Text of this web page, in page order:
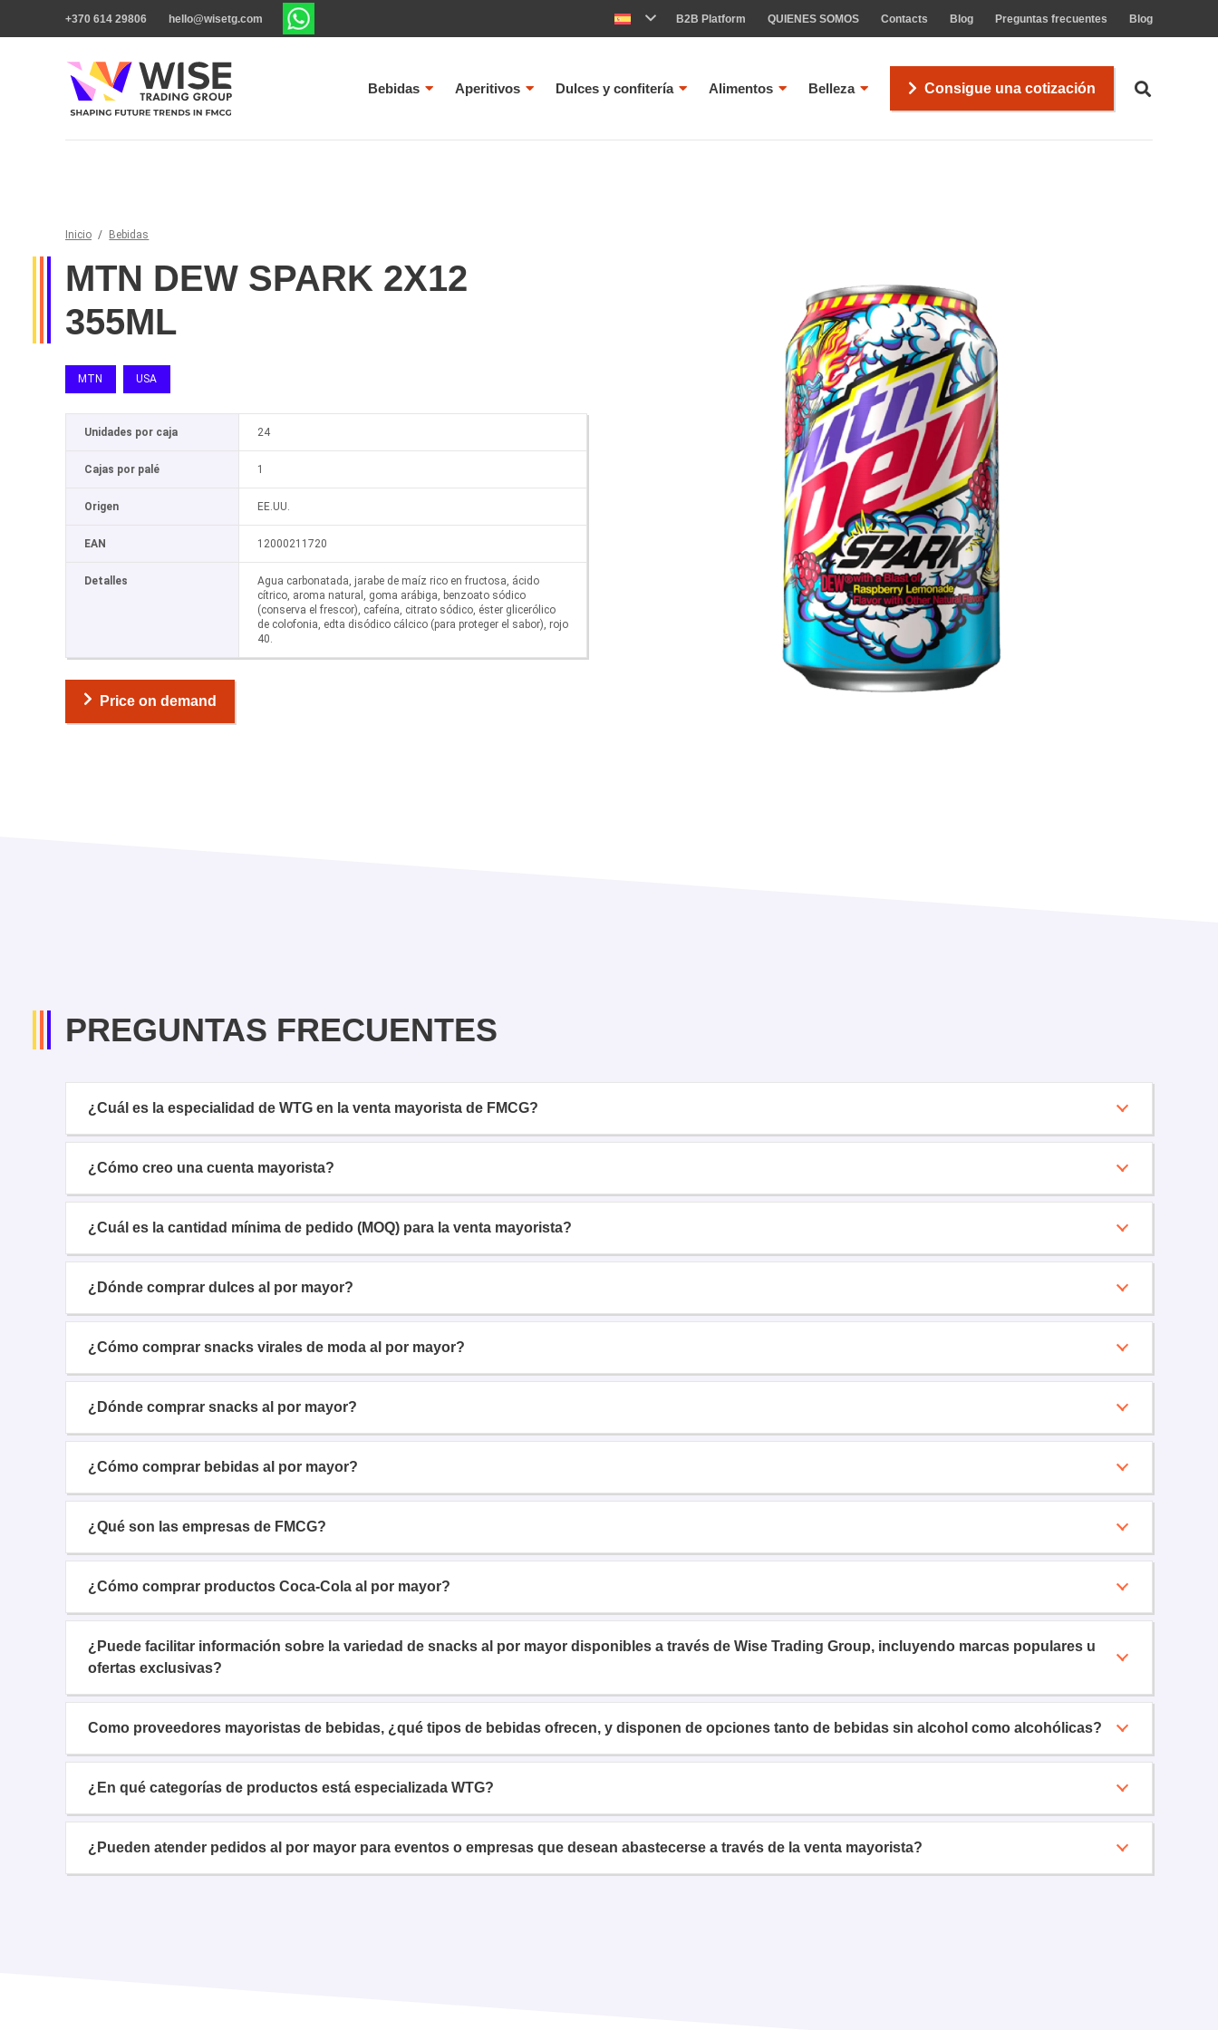
+370 614 29806 hello@wisetg.com B2B Platform QUIENES SOMOS Contacts Blog Preguntas frecuentes Blog
Bebidas Aperitivos Dulces y confitería Alimentos Belleza Consigue una cotización
Inicio / Bebidas
MTN DEW SPARK 2X12
355ML
MTN USA
Unidades por caja 24
Cajas por palé 1
Origen EE.UU.
EAN 12000211720
Detalles
Agua carbonatada, jarabe de maíz rico en fructosa, ácido
cítrico, aroma natural, goma arábiga, benzoato sódico
(conserva el frescor), cafeína, citrato sódico, éster glicerólico
de colofonia, edta disódico cálcico (para proteger el sabor), rojo
40.
Price on demand
PREGUNTAS FRECUENTES
¿Cuál es la especialidad de WTG en la venta mayorista de FMCG?
¿Cómo creo una cuenta mayorista?
¿Cuál es la cantidad mínima de pedido (MOQ) para la venta mayorista?
¿Dónde comprar dulces al por mayor?
¿Cómo comprar snacks virales de moda al por mayor?
¿Dónde comprar snacks al por mayor?
¿Cómo comprar bebidas al por mayor?
¿Qué son las empresas de FMCG?
¿Cómo comprar productos Coca-Cola al por mayor?
¿Puede facilitar información sobre la variedad de snacks al por mayor disponibles a través de Wise Trading Group, incluyendo marcas populares u
ofertas exclusivas?
Como proveedores mayoristas de bebidas, ¿qué tipos de bebidas ofrecen, y disponen de opciones tanto de bebidas sin alcohol como alcohólicas?
¿En qué categorías de productos está especializada WTG?
¿Pueden atender pedidos al por mayor para eventos o empresas que desean abastecerse a través de la venta mayorista?